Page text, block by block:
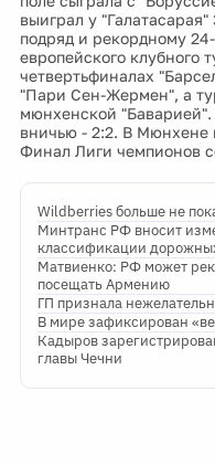
выиграл у
подряд и рекордному
европейского клубного
четвертьфиналах
"Пари Сен-Жермен", а
мюнхенской
вничью - 2:2. В Мюнхене
Финал Лиги чемпионов
Wildberries больше не
Минтранс РФ вносит
классификации
Матвиенко: РФ может
посещать Армению
ГП признала
В мире зафиксирован
Кадыров
главы Чечни